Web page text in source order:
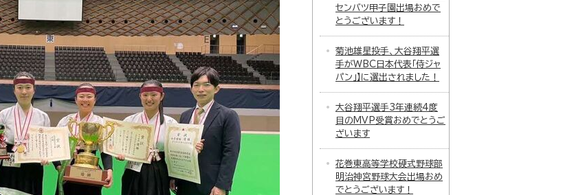
センバツ甲子園出場おめで
とうございます！
菊池雄星投手、大谷翔平選
手がWBC日本代表「侍ジャ
パン」】に選出されました！
大谷翔平選手3年連続4度
目のMVP受賞おめでとうご
ざいます
花巻東高等学校硬式野球部
明治神宮野球大会出場おめ
でとうございます！